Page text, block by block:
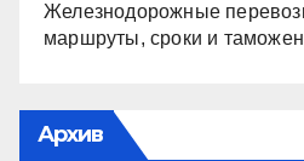
Железнодорожные
маршруты, сроки и
Архив